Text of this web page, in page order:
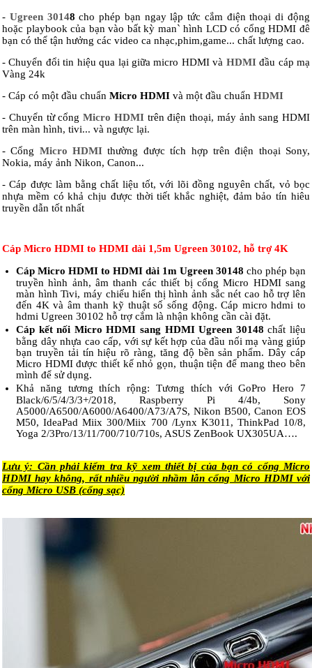
- Ugreen 30148 cho phép bạn ngay lập tức cắm điện thoại di động
hoặc playbook của bạn vào bất kỳ man` hình LCD có cổng HDMI đê
bạn có thể tận hưởng các video ca nhạc,phim,game... chất lượng cao.
- Chuyển đổi tin hiệu qua lại giữa micro HDMI và HDMIđầu cáp mạ
Vàng 24k
- Cáp có một đầu chuẩn Micro HDMI và một đầu chuẩn HDMI
- Chuyển từ cổng Micro HDMItrên điện thoại, máy ảnh sang HDMI
trên màn hình, tivi... và ngược lại.
- Cổng Micro HDMI thường được tích hợp trên điện thoại Sony,
Nokia, máy ảnh Nikon, Canon...
- Cáp được làm bằng chất liệu tốt, với lõi đồng nguyên chất, vỏ bọc
nhựa mềm có khả chịu được thời tiết khắc nghiệt, đảm bảo tín hiêu
truyền dẫn tốt nhất
Cáp Micro HDMI to HDMI dài 1,5m Ugreen 30102, hỗ trợ 4K
Cáp Micro HDMI to HDMI dài 1m Ugreen 30148 cho phép bạn
truyền hình ảnh, âm thanh các thiết bị cổng Micro HDMI sang
màn hình Tivi, máy chiếu hiển thị hình ảnh sắc nét cao hỗ trợ lên
đến 4K và âm thanh kỹ thuật số sống động. Cáp micro hdmi to
hdmi Ugreen 30102 hỗ trợ cắm là nhận không cần cài đặt.
Cáp kết nối Micro HDMI sang HDMI Ugreen 30148 chất liệu
bằng dây nhựa cao cấp, với sự kết hợp của đầu nối mạ vàng giúp
bạn truyền tải tín hiệu rõ ràng, tăng độ bền sản phẩm. Dây cáp
Micro HDMI được thiết kế nhỏ gọn, thuận tiện để mang theo bên
mình để sử dụng.
Khả năng tương thích rộng: Tương thích với GoPro Hero 7
Black/6/5/4/3/3+/2018, Raspberry Pi 4/4b, Sony
A5000/A6500/A6000/A6400/A73/A7S, Nikon B500, Canon EOS
M50, IdeaPad Miix 300/Miix 700 /Lynx K3011, ThinkPad 10/8,
Yoga 2/3Pro/13/11/700/710/710s, ASUS ZenBook UX305UA….
Lưu ý: Cần phải kiểm tra kỹ xem thiết bị của bạn có cổng Micro
HDMI hay không, rất nhiều người nhầm lẫn cổng Micro HDMI với
cổng Micro USB (cổng sạc)